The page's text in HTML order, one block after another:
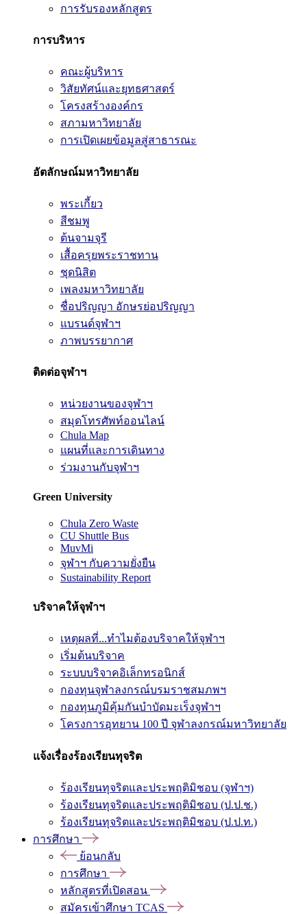
การรับรองหลักสูตร
การบริหาร
คณะผู้บริหาร
วิสัยทัศน์และยุทธศาสตร์
โครงสร้างองค์กร
สภามหาวิทยาลัย
การเปิดเผยข้อมูลสู่สาธารณะ
อัตลักษณ์มหาวิทยาลัย
พระเกี้ยว
สีชมพู
ต้นจามจุรี
เสื้อครุยพระราชทาน
ชุดนิสิต
เพลงมหาวิทยาลัย
ชื่อปริญญา อักษรย่อปริญญา
แบรนด์จุฬาฯ
ภาพบรรยากาศ
ติดต่อจุฬาฯ
หน่วยงานของจุฬาฯ
สมุดโทรศัพท์ออนไลน์
Chula Map
แผนที่และการเดินทาง
ร่วมงานกับจุฬาฯ
Green University
Chula Zero Waste
CU Shuttle Bus
MuvMi
จุฬาฯ กับความยั่งยืน
Sustainability Report
บริจาคให้จุฬาฯ
เหตุผลที่...ทำไมต้องบริจาคให้จุฬาฯ
เริ่มต้นบริจาค
ระบบบริจาคอิเล็กทรอนิกส์
กองทุนจุฬาลงกรณ์บรมราชสมภพฯ
กองทุนภูมิคุ้มกันบำบัดมะเร็งจุฬาฯ
โครงการอุทยาน 100 ปี จุฬาลงกรณ์มหาวิทยาลัย
แจ้งเรื่องร้องเรียนทุจริต
ร้องเรียนทุจริตและประพฤติมิชอบ (จุฬาฯ)
ร้องเรียนทุจริตและประพฤติมิชอบ (ป.ป.ช.)
ร้องเรียนทุจริตและประพฤติมิชอบ (ป.ป.ท.)
การศึกษา
ย้อนกลับ
การศึกษา
หลักสูตรที่เปิดสอน
สมัครเข้าศึกษา TCAS